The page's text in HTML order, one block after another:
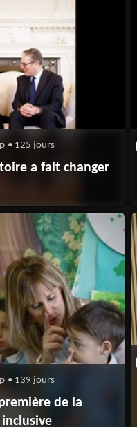
• 125 jours
a fait changer
• 139 jours
de la